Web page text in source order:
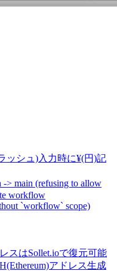
ッシュ)入力時に¥(円)記
> main (refusing to allow
workflow
`workflow` scope)
スはSollet.ioで復元可能
アドレス生成